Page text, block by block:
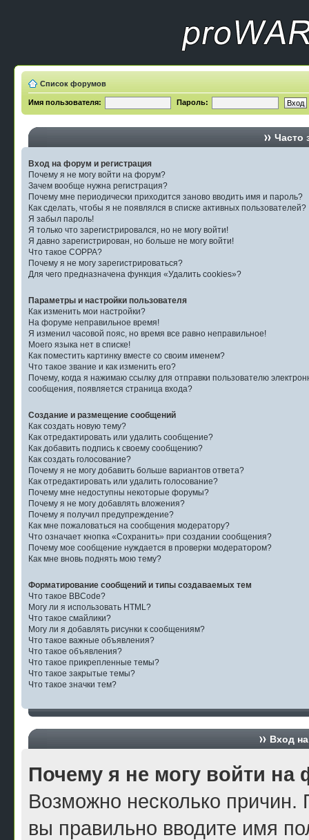
Список форумов
Имя пользователя: Пароль:
Часто
Вход на форум и регистрация
Почему я не могу войти на форум?
Зачем вообще нужна регистрация?
Почему мне периодически приходится заново вводить имя и пароль?
Как сделать, чтобы я не появлялся в списке активных пользователей?
Я забыл пароль!
Я только что зарегистрировался, но не могу войти!
Я давно зарегистрирован, но больше не могу войти!
Что такое COPPA?
Почему я не могу зарегистрироваться?
Для чего предназначена функция «Удалить cookies»?
Параметры и настройки пользователя
Как изменить мои настройки?
На форуме неправильное время!
Я изменил часовой пояс, но время все равно неправильное!
Моего языка нет в списке!
Как поместить картинку вместе со своим именем?
Что такое звание и как изменить его?
Почему, когда я нажимаю ссылку для отправки пользователю
сообщения, появляется страница входа?
Создание и размещение сообщений
Как создать новую тему?
Как отредактировать или удалить сообщение?
Как добавить подпись к своему сообщению?
Как создать голосование?
Почему я не могу добавить больше вариантов ответа?
Как отредактировать или удалить голосование?
Почему мне недоступны некоторые форумы?
Почему я не могу добавлять вложения?
Почему я получил предупреждение?
Как мне пожаловаться на сообщения модератору?
Что означает кнопка «Сохранить» при создании сообщения?
Почему мое сообщение нуждается в проверки модератором?
Как мне вновь поднять мою тему?
Форматирование сообщений и типы создаваемых тем
Что такое BBCode?
Могу ли я использовать HTML?
Что такое смайлики?
Могу ли я добавлять рисунки к сообщениям?
Что такое важные объявления?
Что такое объявления?
Что такое прикрепленные темы?
Что такое закрытые темы?
Что такое значки тем?
Вход
Почему я не могу войти на
Возможно несколько причин.
вы правильно вводите имя